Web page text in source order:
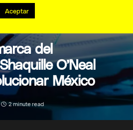
del
O’Neal
México
2 minute read
Aceptar